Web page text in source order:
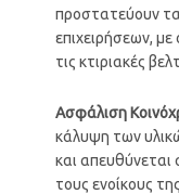
προστατεύουν τα
επιχειρήσεων,
τις κτιριακές
Ασφάλιση
κάλυψη των
και απευθύνεται
τους ενοίκους